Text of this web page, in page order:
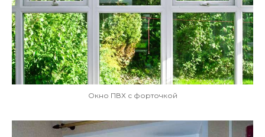
Окно ПВХ с форточкой